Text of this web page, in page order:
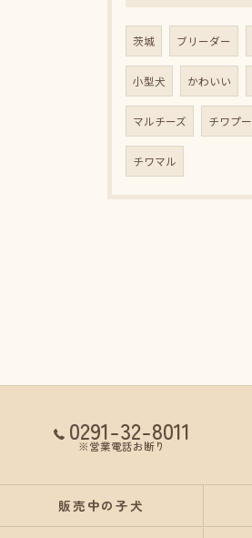
茨城 ブリーダー
小型犬 かわいい
マルチーズ チワプー
チワマル
0291-32-8011
※営業電話お断り
販売中の子犬